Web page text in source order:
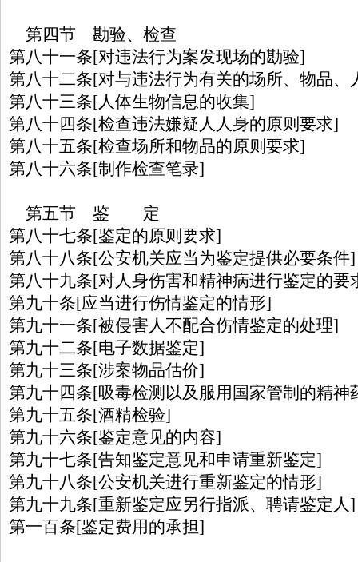
第四节 勘验、检查
第八十一条[对违法行为案发现场的勘验]
第八十二条[对与违法行为有关的场所、物品、
第八十三条[人体生物信息的收集]
第八十四条[检查违法嫌疑人人身的原则要求]
第八十五条[检查场所和物品的原则要求]
第八十六条[制作检查笔录]
第五节 鉴 定
第八十七条[鉴定的原则要求]
第八十八条[公安机关应当为鉴定提供必要条件]
第八十九条[对人身伤害和精神病进行鉴定的要
第九十条[应当进行伤情鉴定的情形]
第九十一条[被侵害人不配合伤情鉴定的处理]
第九十二条[电子数据鉴定]
第九十三条[涉案物品估价]
第九十四条[吸毒检测以及服用国家管制的精神
第九十五条[酒精检验]
第九十六条[鉴定意见的内容]
第九十七条[告知鉴定意见和申请重新鉴定]
第九十八条[公安机关进行重新鉴定的情形]
第九十九条[重新鉴定应另行指派、聘请鉴定人]
第一百条[鉴定费用的承担]